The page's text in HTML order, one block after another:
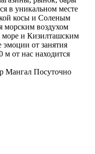
в уникальном месте
косы и Соленым
морским воздухом
и Кизилташским
от занятия
м от нас находится
Мангал Посуточно